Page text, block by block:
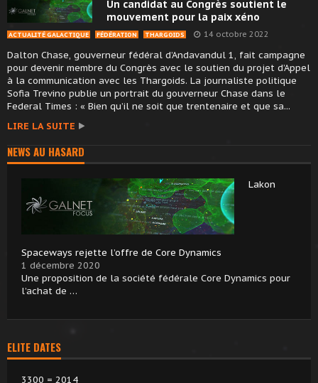
Un candidat au Congrès soutient le
mouvement pour la paix xéno
ACTUALITÉ GALACTIQUE FÉDÉRATION THARGOIDS 14 octobre 2022
Dalton Chase, gouverneur fédéral d’Andavandul 1, fait campagne
pour devenir membre du Congrès avec le soutien du projet d’Appel
à la communication avec les Thargoids. La journaliste politique
Sofia Trevino publie un portrait du gouverneur Chase dans le
Federal Times : « Bien qu’il ne soit que trentenaire et que sa...
LIRE LA SUITE
NEWS AU HASARD
Lakon
Spaceways rejette l’offre de Core Dynamics
1 décembre 2020
Une proposition de la société fédérale Core Dynamics pour
l’achat de …
ELITE DATES
3300 = 2014